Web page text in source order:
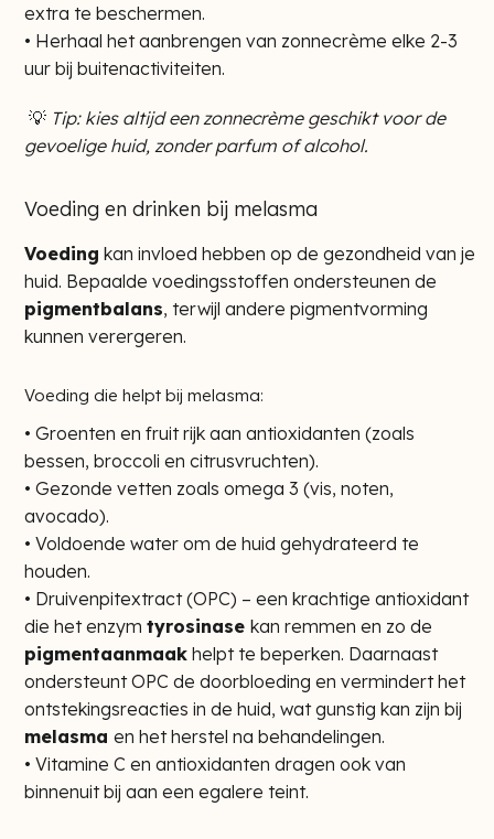
extra te beschermen.
• Herhaal het aanbrengen van zonnecrème elke 2-3
uur bij buitenactiviteiten.
💡 Tip: kies altijd een zonnecrème geschikt voor de
gevoelige huid, zonder parfum of alcohol.
Voeding en drinken bij melasma
Voeding kan invloed hebben op de gezondheid van je
huid. Bepaalde voedingsstoffen ondersteunen de
pigmentbalans, terwijl andere pigmentvorming
kunnen verergeren.
Voeding die helpt bij melasma:
• Groenten en fruit rijk aan antioxidanten (zoals
bessen, broccoli en citrusvruchten).
• Gezonde vetten zoals omega 3 (vis, noten,
avocado).
• Voldoende water om de huid gehydrateerd te
houden.
• Druivenpitextract (OPC) – een krachtige antioxidant
die het enzym tyrosinase kan remmen en zo de
pigmentaanmaak helpt te beperken. Daarnaast
ondersteunt OPC de doorbloeding en vermindert het
ontstekingsreacties in de huid, wat gunstig kan zijn bij
melasma en het herstel na behandelingen.
• Vitamine C en antioxidanten dragen ook van
binnenuit bij aan een egalere teint.